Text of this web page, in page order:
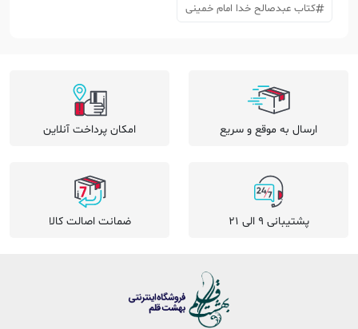
کتاب عبدصالح خدا امام خمینی
ارسال به موقع و سریع امکان پرداخت آنلاین
پشتیبانی 9 الی 21 ضمانت اصالت کالا